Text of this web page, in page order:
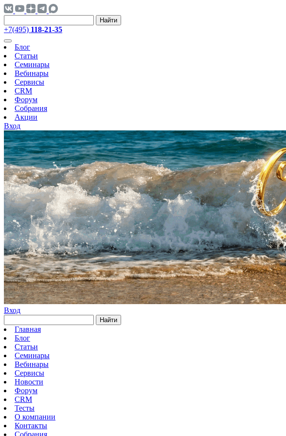
Найти
+7(495) 118-21-35
Блог
Статьи
Семинары
Вебинары
Сервисы
CRM
Форум
Собрания
Акции
Вход
Вход
Найти
Главная
Блог
Статьи
Семинары
Вебинары
Сервисы
Новости
Форум
CRM
Тесты
О компании
Контакты
Собрания